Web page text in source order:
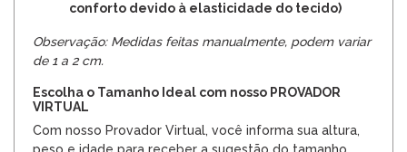
conforto devido à elasticidade do tecido)
Observação: Medidas feitas manualmente, podem variar
de 1 a 2 cm.
Escolha o Tamanho Ideal com nosso PROVADOR
VIRTUAL
Com nosso Provador Virtual, você informa sua altura,